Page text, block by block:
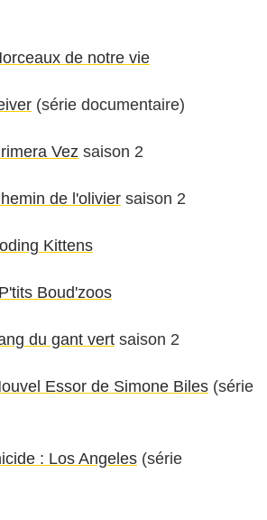
de notre vie
(série documentaire)
Vez saison 2
de l'olivier saison 2
Kittens
Boud'zoos
du gant vert saison 2
Essor de Simone Biles (série
: Los Angeles (série